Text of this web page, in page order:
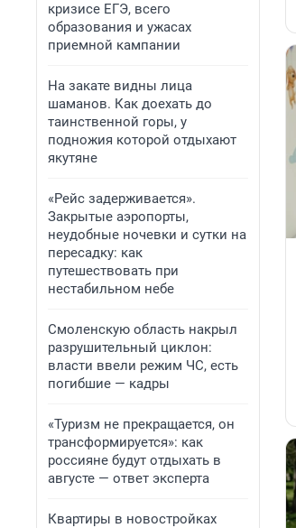
кризисе ЕГЭ, всего
образования и ужасах
приемной кампании
На закате видны лица
шаманов. Как доехать до
таинственной горы, у
подножия которой отдыхают
якутяне
«Рейс задерживается».
Закрытые аэропорты,
неудобные ночевки и сутки на
пересадку: как
путешествовать при
нестабильном небе
Смоленскую область накрыл
разрушительный циклон:
власти ввели режим ЧС, есть
погибшие — кадры
«Туризм не прекращается, он
трансформируется»: как
россияне будут отдыхать в
августе — ответ эксперта
Квартиры в новостройках